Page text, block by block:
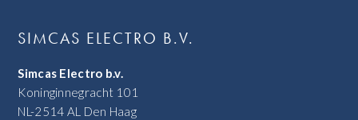
SIMCAS ELECTRO B.V.
Simcas Electro b.v.
Koninginnegracht 101
NL-2514 AL Den Haag